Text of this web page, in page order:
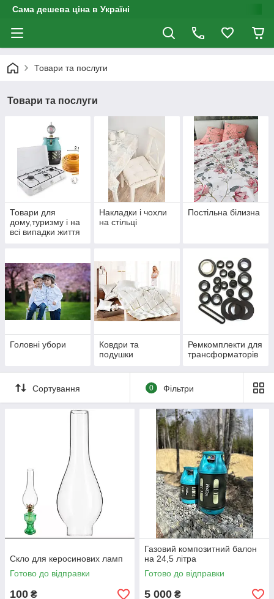
Сама дешева ціна в Україні
Товари та послуги
Товари та послуги
Товари для
дому,туризму і на
всі випадки життя
Накладки і чохли
на стільці
Постільна білизна
Головні убори
Ковдри та
подушки
Ремкомплекти для
трансформаторів
Сортування 0 Фільтри
Скло для керосинових ламп
Готово до відправки
100 ₴
Газовий композитний балон
на 24,5 літра
Готово до відправки
5 000 ₴